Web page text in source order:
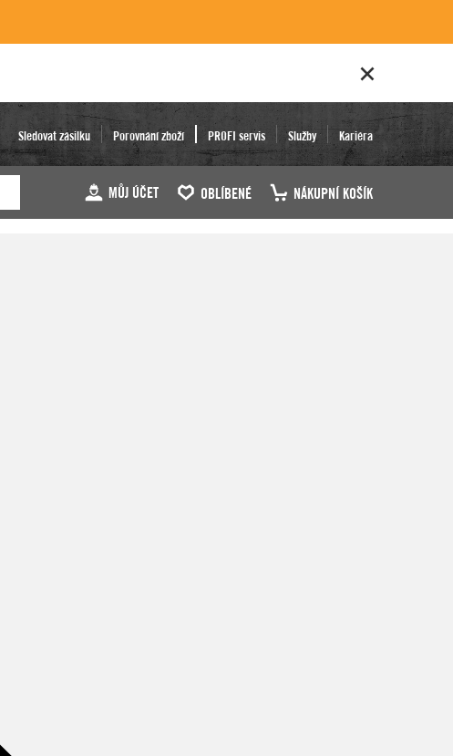
Sledovat zásilku Porovnání zboží PROFI servis Služby Kariéra
MŮJ ÚČET OBLÍBENÉ NÁKUPNÍ KOŠÍK